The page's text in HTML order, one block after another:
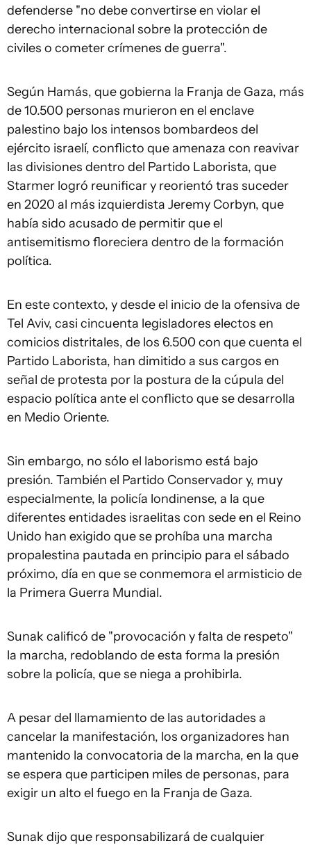
defenderse "no debe convertirse en violar el
derecho internacional sobre la protección de
civiles o cometer crímenes de guerra".
Según Hamás, que gobierna la Franja de Gaza, más
de 10.500 personas murieron en el enclave
palestino bajo los intensos bombardeos del
ejército israelí, conflicto que amenaza con reavivar
las divisiones dentro del Partido Laborista, que
Starmer logró reunificar y reorientó tras suceder
en 2020 al más izquierdista Jeremy Corbyn, que
había sido acusado de permitir que el
antisemitismo floreciera dentro de la formación
política.
En este contexto, y desde el inicio de la ofensiva de
Tel Aviv, casi cincuenta legisladores electos en
comicios distritales, de los 6.500 con que cuenta el
Partido Laborista, han dimitido a sus cargos en
señal de protesta por la postura de la cúpula del
espacio política ante el conflicto que se desarrolla
en Medio Oriente.
Sin embargo, no sólo el laborismo está bajo
presión. También el Partido Conservador y, muy
especialmente, la policía londinense, a la que
diferentes entidades israelitas con sede en el Reino
Unido han exigido que se prohíba una marcha
propalestina pautada en principio para el sábado
próximo, día en que se conmemora el armisticio de
la Primera Guerra Mundial.
Sunak calificó de "provocación y falta de respeto"
la marcha, redoblando de esta forma la presión
sobre la policía, que se niega a prohibirla.
A pesar del llamamiento de las autoridades a
cancelar la manifestación, los organizadores han
mantenido la convocatoria de la marcha, en la que
se espera que participen miles de personas, para
exigir un alto el fuego en la Franja de Gaza.
Sunak dijo que responsabilizará de cualquier